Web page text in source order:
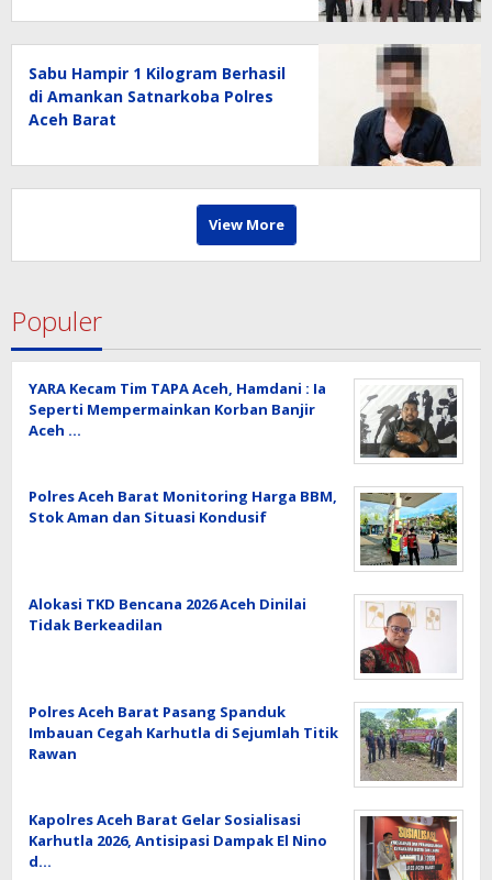
Sabu Hampir 1 Kilogram Berhasil
di Amankan Satnarkoba Polres
Aceh Barat
View More
Populer
YARA Kecam Tim TAPA Aceh, Hamdani : Ia
Seperti Mempermainkan Korban Banjir
Aceh …
Polres Aceh Barat Monitoring Harga BBM,
Stok Aman dan Situasi Kondusif
Alokasi TKD Bencana 2026 Aceh Dinilai
Tidak Berkeadilan
Polres Aceh Barat Pasang Spanduk
Imbauan Cegah Karhutla di Sejumlah Titik
Rawan
Kapolres Aceh Barat Gelar Sosialisasi
Karhutla 2026, Antisipasi Dampak El Nino
d…